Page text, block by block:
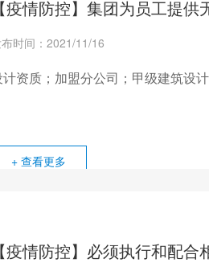
【疫情防控】集团为员工提
时间：2021/11/16
资质；加盟分公司；甲级建筑设
+ 查看更多
【疫情防控】必须执行和配